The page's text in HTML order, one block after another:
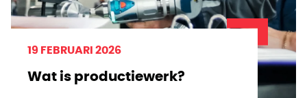
19 FEBRUARI 2026
Wat is productiewerk?